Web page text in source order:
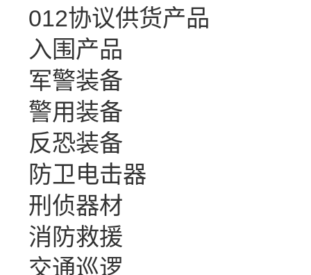
012协议供货产品
入围产品
军警装备
警用装备
反恐装备
防卫电击器
刑侦器材
消防救援
交通巡逻